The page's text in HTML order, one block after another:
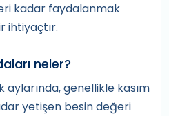
kadar faydalanmak
ihtiyaçtır.
neler?
aylarında, genellikle kasım
yetişen besin değeri